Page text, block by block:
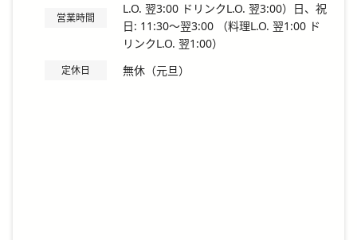
営業時間
L.O. 翌3:00 ドリンクL.O. 翌3:00）日、祝
日: 11:30～翌3:00 （料理L.O. 翌1:00 ド
リンクL.O. 翌1:00）
定休日 無休（元旦）